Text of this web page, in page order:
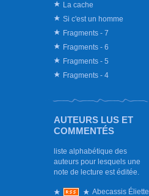
La cache
Si c'est un homme
Fragments - 7
Fragments - 6
Fragments - 5
Fragments - 4
AUTEURS LUS ET
COMMENTÉS
liste alphabétique des
auteurs pour lesquels une
note de lecture est éditée.
Abecassis Éliette